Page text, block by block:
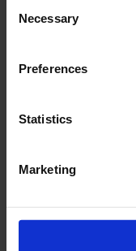
Selection
Necessary
Preferences
Statistics
Marketingiconiche